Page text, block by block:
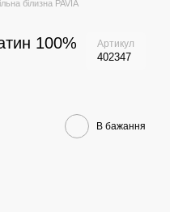
білизна PAVIA
100%
Артикул
402347
В бажання